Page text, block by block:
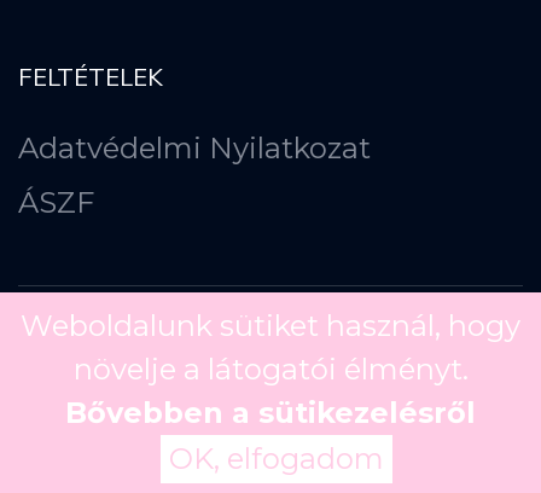
FELTÉTELEK
Adatvédelmi Nyilatkozat
ÁSZF
Copyright © 2026
Weboldalunk sütiket használ, hogy
növelje a látogatói élményt.
Bővebben a sütikezelésről
OK, elfogadom